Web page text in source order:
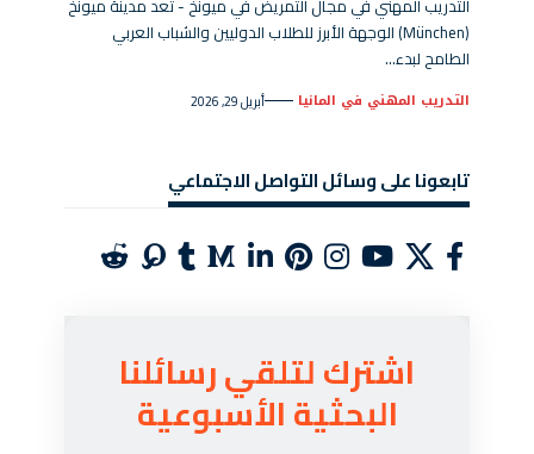
(München) الوجهة الأبرز للطلاب الدوليين والشباب العربي
الطامح لبدء…
التدريب المهني في المانيا أبريل 29, 2026
تابعونا على وسائل التواصل الاجتماعي
اشترك لتلقي رسائلنا
البحثية الأسبوعية